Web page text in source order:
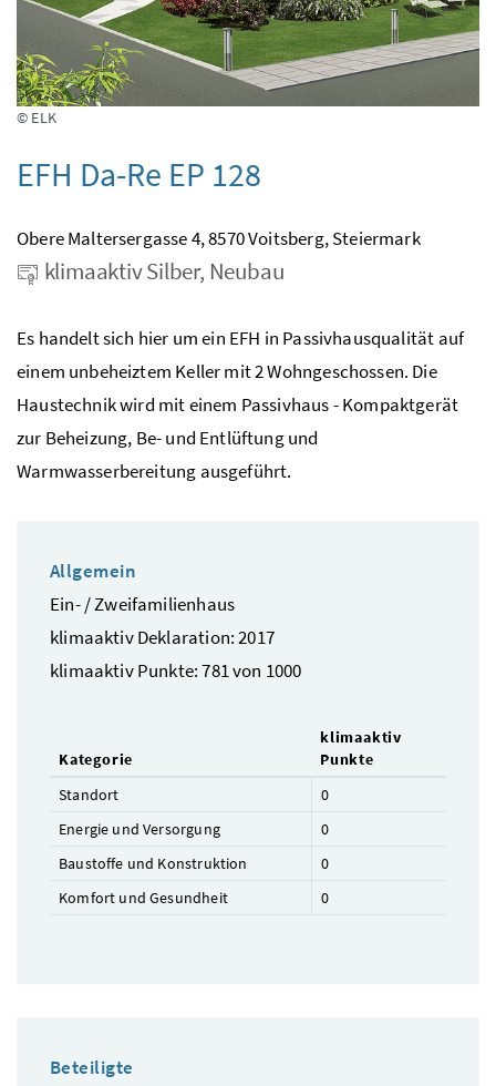
© ELK
EFH Da-Re EP 128
Obere Maltersergasse 4, 8570 Voitsberg, Steiermark
klimaaktiv Silber, Neubau
Es handelt sich hier um ein EFH in Passivhausqualität auf
einem unbeheiztem Keller mit 2 Wohngeschossen. Die
Haustechnik wird mit einem Passivhaus - Kompaktgerät
zur Beheizung, Be- und Entlüftung und
Warmwasserbereitung ausgeführt.
Allgemein
Ein- / Zweifamilienhaus
klimaaktiv Deklaration: 2017
klimaaktiv Punkte: 781 von 1000
Kategorie
klimaaktiv
Punkte
Standort
0
Energie und Versorgung
0
Baustoffe und Konstruktion
0
Komfort und Gesundheit
0
Beteiligte